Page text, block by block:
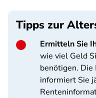
Tipps zur
Ermitteln Sie
wie viel Geld
benötigen. Die
informiert Sie